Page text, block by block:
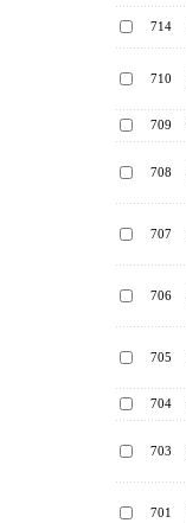
714
710
709
708
707
706
705
704
703
701